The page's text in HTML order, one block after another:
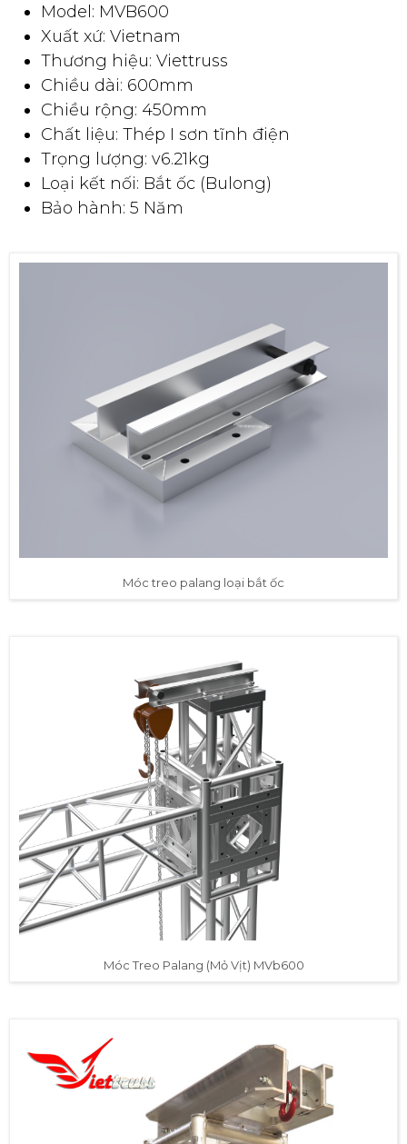
Model: MVB600
Xuất xứ: Vietnam
Thương hiệu: Viettruss
Chiều dài: 600mm
Chiều rộng: 450mm
Chất liệu: Thép I sơn tĩnh điện
Trọng lượng: v6.21kg
Loại kết nối: Bắt ốc (Bulong)
Bảo hành: 5 Năm
Móc treo palang loại bắt ốc
Móc Treo Palang (Mỏ Vịt) MVb600